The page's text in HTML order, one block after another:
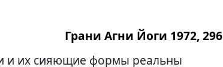
Грани Агни Йоги 1972, 296
и их сияющие формы реальны